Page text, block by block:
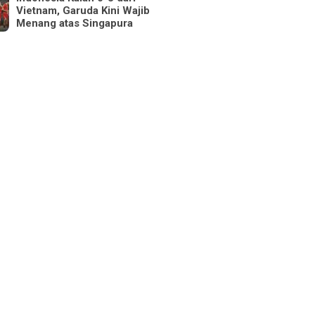
Vietnam, Garuda Kini Wajib
Menang atas Singapura